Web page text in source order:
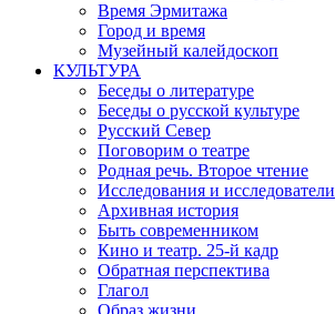
Время Эрмитажа
Город и время
Музейный калейдоскоп
КУЛЬТУРА
Беседы о литературе
Беседы о русской культуре
Русский Север
Поговорим о театре
Родная речь. Второе чтение
Исследования и исследователи
Архивная история
Быть современником
Кино и театр. 25-й кадр
Обратная перспектива
Глагол
Образ жизни